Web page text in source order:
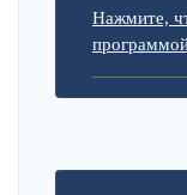
Нажмите,